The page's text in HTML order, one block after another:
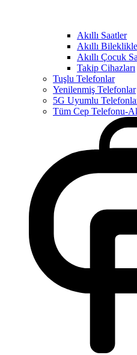
Akıllı Saatler
Akıllı
Akıllı Çocuk
Takip Cihazları
Tuşlu Telefonlar
Yenilenmiş Telefonlar
5G Uyumlu
Tüm Cep Telefonu-